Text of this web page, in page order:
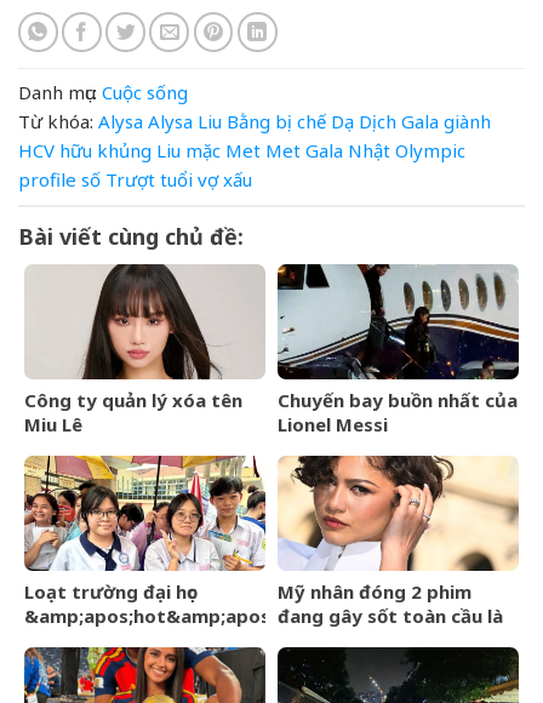
Danh mục: Cuộc sống
Từ khóa: Alysa Alysa Liu Bằng bị chế Dạ Dịch Gala giành
HCV hữu khủng Liu mặc Met Met Gala Nhật Olympic
profile số Trượt tuổi vợ xấu
Bài viết cùng chủ đề:
Công ty quản lý xóa tên
Miu Lê
Chuyến bay buồn nhất của
Lionel Messi
Loạt trường đại học
&amp;apos;hot&amp;apos;
nay, thí sinh hồi hộp chờ
kết quả
Mỹ nhân đóng 2 phim
đang gây sốt toàn cầu là
&amp;apos;Người
Nhện&amp;apos;